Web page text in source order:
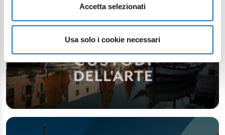
Accetta selezionati
Usa solo i cookie necessari